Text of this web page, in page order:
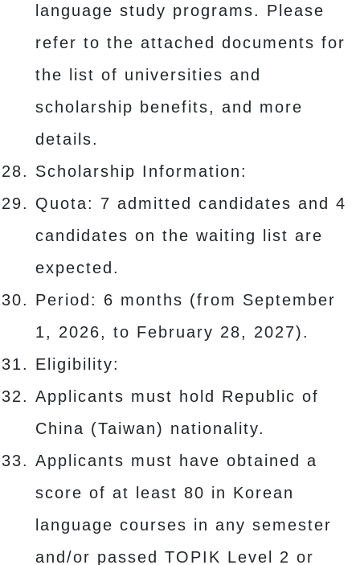
language study programs. Please
refer to the attached documents for
the list of universities and
scholarship benefits, and more
details.
Scholarship Information:
Quota: 7 admitted candidates and 4
candidates on the waiting list are
expected.
Period: 6 months (from September
1, 2026, to February 28, 2027).
Eligibility:
Applicants must hold Republic of
China (Taiwan) nationality.
Applicants must have obtained a
score of at least 80 in Korean
language courses in any semester
and/or passed TOPIK Level 2 or